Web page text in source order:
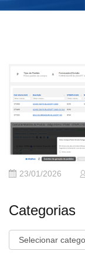
23/01/2026
Categorias
Categorias